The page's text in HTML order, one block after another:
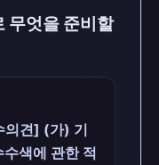
무엇을 준비할
의견] (가) 기
색에 관한 적